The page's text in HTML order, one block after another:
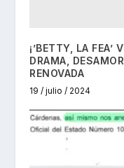
¡’BETTY, LA FEA’
DRAMA,
RENOVADA
19 / julio / 2024